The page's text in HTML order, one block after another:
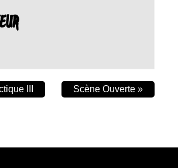
III Scène Ouverte »